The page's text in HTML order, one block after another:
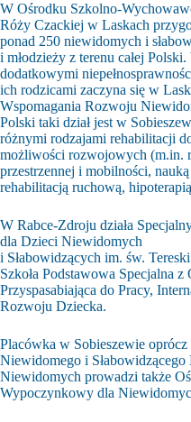
W Ośrodku Szkolno-
Róży Czackiej w Laskach
ponad 250 niewidomych i
i młodzieży z terenu całej
dodatkowymi
ich rodzicami zaczyna się w
Wspomagania Rozwoju
Polski taki dział jest w
różnymi rodzajami rehabilitacji
możliwości rozwojowych (m.in.
przestrzennej i mobilności,
rehabilitacją ruchową,
W Rabce-Zdroju działa
dla Dzieci Niewidomych
i Słabowidzących im. św.
Szkoła Podstawowa Specjalna z
Przyspasabiająca do Pracy,
Rozwoju Dziecka.
Placówka w Sobieszewie oprócz
Niewidomego i
Niewidomych prowadzi także
Wypoczynkowy dla